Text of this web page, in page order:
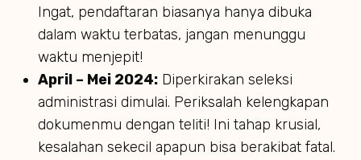
Ingat, pendaftaran biasanya hanya dibuka
dalam waktu terbatas, jangan menunggu
waktu menjepit!
April – Mei 2024: Diperkirakan seleksi
administrasi dimulai. Periksalah kelengkapan
dokumenmu dengan teliti! Ini tahap krusial,
kesalahan sekecil apapun bisa berakibat fatal.